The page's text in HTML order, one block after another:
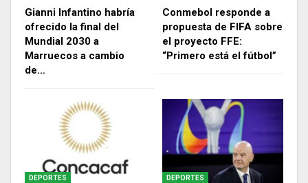
Gianni Infantino habría
ofrecido la final del
Mundial 2030 a
Marruecos a cambio
de…
Conmebol responde a
propuesta de FIFA sobre
el proyecto FFE:
“Primero está el fútbol”
DEPORTES DEPORTES